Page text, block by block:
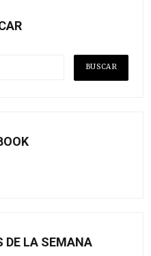
DE LA SEMANA